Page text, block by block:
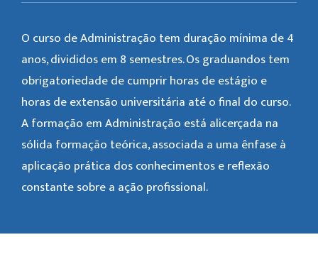
O curso de Administração tem duração mínima de 4
anos, divididos em 8 semestres. Os graduandos tem
obrigatoriedade de cumprir horas de estágio e
horas de extensão universitária até o final do curso.
A formação em Administração está alicerçada na
sólida formação teórica, associada a uma ênfase à
aplicação prática dos conhecimentos e reflexão
constante sobre a ação profissional.